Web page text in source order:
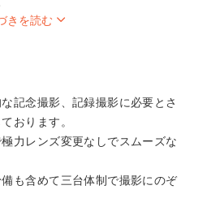
等除菌を徹底
限り電車などの公共交通は避け
撮影、写真館での子供撮影。
りなど大人の撮影も手掛けてま
きを読む
記念撮影、記録撮影に必要とさ
おります。
力レンズ変更なしでスムーズな
も含めて三台体制で撮影にのぞ